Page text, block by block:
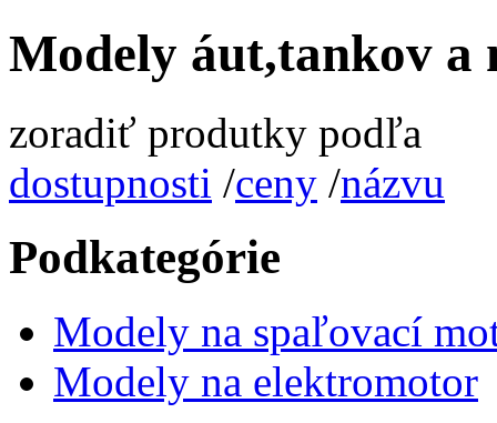
Modely áut,tankov a
zoradiť produtky podľa
dostupnosti /ceny /názvu
Podkategórie
Modely na spaľovací
Modely na elektromotor